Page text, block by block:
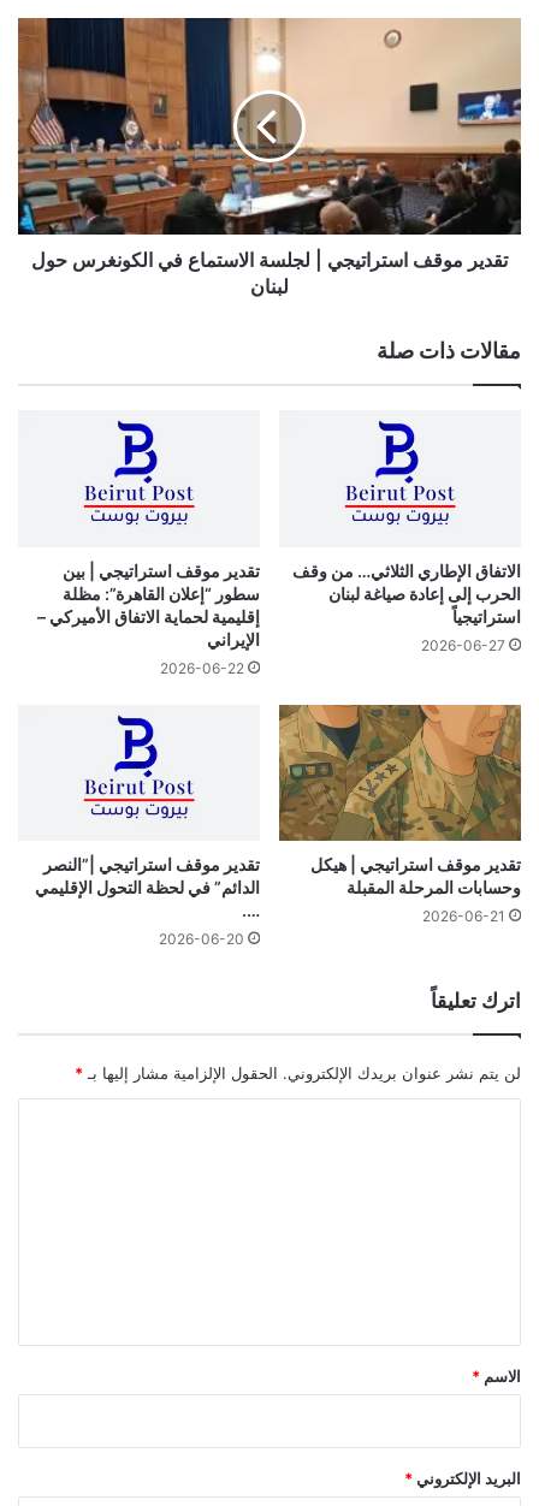
|
لجلسة
الاستماع
الكونغرس
حول
لبنان
تقدير موقف استراتيجي | لجلسة الاستماع في الكونغرس حول
لبنان
مقالات ذات صلة
الاتفاق الإطاري الثلاثي… من وقف
الحرب إلى إعادة صياغة لبنان
استراتيجياً
2026-06-27
تقدير موقف استراتيجي | بين
سطور “إعلان القاهرة”: مظلة
إقليمية لحماية الاتفاق الأميركي –
الإيراني
2026-06-22
تقدير موقف استراتيجي | هيكل
وحسابات المرحلة المقبلة
2026-06-21
تقدير موقف استراتيجي |”النصر
الدائم” في لحظة التحول الإقليمي
….
2026-06-20
اترك تعليقاً
لن يتم نشر عنوان بريدك الإلكتروني. الحقول الإلزامية مشار إليها بـ *
*
الاسم *
البريد الإلكتروني*